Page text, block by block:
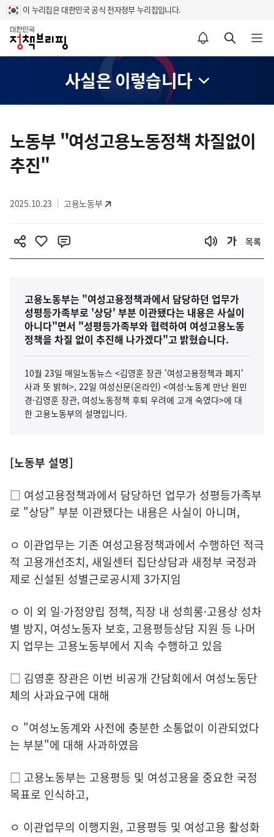
이 누리집은 대한민국 공식 전자정부 누리집입니다.
홈
알림설정 바로가기 검색 바로가기 메뉴 열기
사실은 이렇습니다
텐
츠
영
노동부 "여성고용노동정책 차질없이
추진"
2025.10.23 고용노동부
목록
고용노동부는 "여성고용정책과에서 담당하던 업무가
성평등가족부로 '상당' 부분 이관됐다는 내용은 사실이
아니다"면서 "성평등가족부와 협력하여 여성고용노동
정책을 차질 없이 추진해 나가겠다"고 밝혔습니다.
10월 23일 매일노동뉴스 <김영훈 장관 '여성고용정책과 폐지'
사과 뜻 밝혀>, 22일 여성신문(온라인) <여성·노동계 만난 원민
경·김영훈 장관, 여성노동정책 후퇴 우려에 고개 숙였다>에 대
한 고용노동부의 설명입니다.
[노동부 설명]
□ 여성고용정책과에서 담당하던 업무가 성평등가족부
로 "상당" 부분 이관됐다는 내용은 사실이 아니며,
ㅇ 이관업무는 기존 여성고용정책과에서 수행하던 적극
적 고용개선조치, 새일센터 집단상담과 새정부 국정과
제로 신설된 성별근로공시제 3가지임
ㅇ 이 외 일·가정양립 정책, 직장 내 성희롱·고용상 성차
별 방지, 여성노동자 보호, 고용평등상담 지원 등 나머
지 업무는 고용노동부에서 지속 수행하고 있음
□ 김영훈 장관은 이번 비공개 간담회에서 여성노동단
체의 사과요구에 대해
ㅇ "여성노동계와 사전에 충분한 소통없이 이관되었다
는 부분"에 대해 사과하였음
□ 고용노동부는 고용평등 및 여성고용을 중요한 국정
목표로 인식하고,
ㅇ 이관업무의 이행지원, 고용평등 및 여성고용 활성화